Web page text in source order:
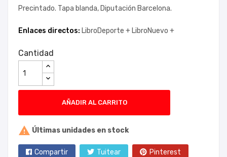
Precintado. Tapa blanda, Diputación Barcelona.
Enlaces directos: LibroDeporte + LibroNuevo +
Cantidad
AÑADIR AL CARRITO
 Últimas unidades en stock
Compartir Tuitear Pinterest